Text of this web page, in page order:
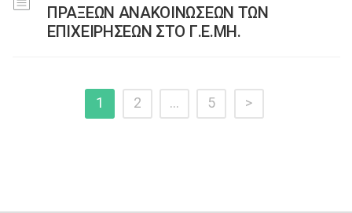
ΠΡΑΞΕΩΝ ΑΝΑΚΟΙΝΩΣΕΩΝ ΤΩΝ
ΕΠΙΧΕΙΡΗΣΕΩΝ ΣΤΟ Γ.Ε.ΜΗ.
1 2 … 5 >